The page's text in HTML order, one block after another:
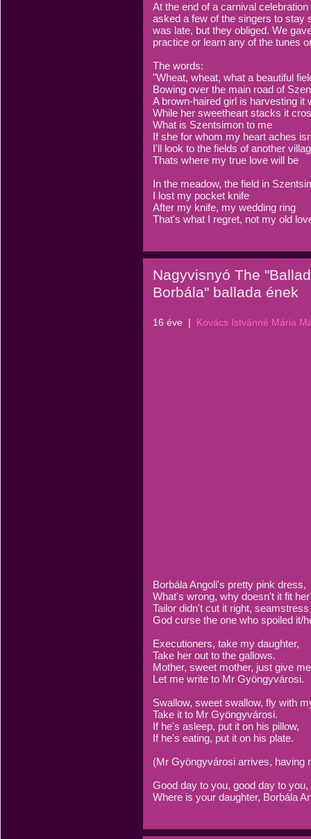
At the end of a carnival
asked a few of the singers to stay
was late, but they obliged. We
practice or learn any of the tunes
The words:
"Wheat, wheat, what a beautiful
Bowing over the main road of
A brown-haired girl is harvesting it
While her sweetheart stacks it
What is Szentsimon to me
If she for whom my heart aches
I'll look to the fields of another
Thats where my true love will be
In the meadow, the field in
I lost my pocket knife
After my knife, my wedding ring
That's what I regret, not my old
Nagyvisnyó The
Borbála" ballada ének
16 éve | Kovács Istvánné Mária
Borbála Angoli's pretty pink dress,
What's wrong, why doesn't it fit
Tailor didn't cut it right,
God curse the one who spoiled it/
Executioners, take my daughter,
Take her out to the gallows.
Mother, sweet mother, just give
Let me write to Mr Gyöngyvárosi.
Swallow, sweet swallow, fly with
Take it to Mr Gyöngyvárosi.
If he's asleep, put it on his pillow,
If he's eating, put it on his plate.
(Mr Gyöngyvárosi arrives, having
Good day to you, good day to
Where is your daughter, Borbála